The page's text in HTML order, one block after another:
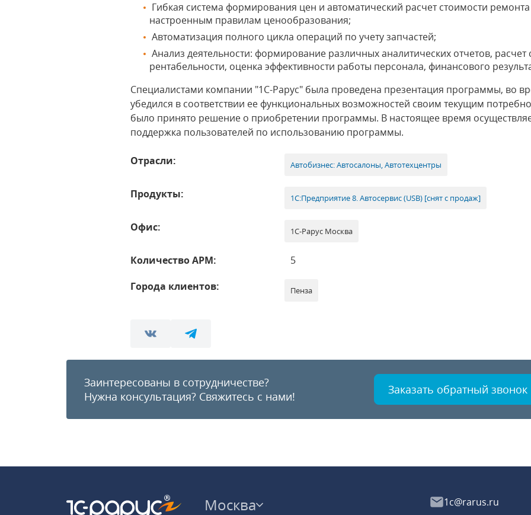
Гибкая система формирования цен и автоматический расчет стоимости ремонта
настроенным правилам ценообразования;
Автоматизация полного цикла операций по учету запчастей;
Анализ деятельности: формирование различных аналитических отчетов, расчет
рентабельности, оценка эффективности работы персонала, финансового
Специалистами компании "1С-Рарус" была проведена презентация программы, во
убедился в соответствии ее функциональных возможностей своим текущим
было принято решение о приобретении программы. В настоящее время
поддержка пользователей по использованию программы.
Отрасли: Автобизнес: Автосалоны, Автотехцентры
Продукты: 1С:Предприятие 8. Автосервис (USB) [снят с продаж]
Офис: 1С-Рарус Москва
Количество АРМ:
5
Города клиентов:
Пенза
Заинтересованы в сотрудничестве?
Нужна консультация? Свяжитесь с нами! Заказать обратный звонок
Москва 1c@rarus.ru